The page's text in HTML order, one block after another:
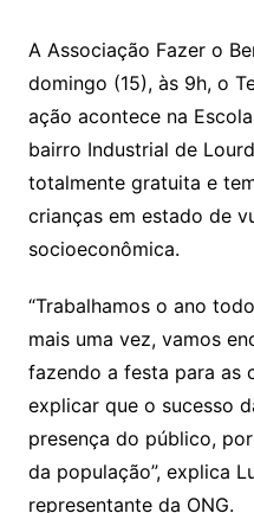
A Associação Fazer o
domingo (15), às 9h, o
ação acontece na
bairro Industrial de
totalmente gratuita e
crianças em estado de
socioeconômica.
“Trabalhamos o ano
mais uma vez, vamos
fazendo a festa para as
explicar que o sucesso
presença do público,
da população”, explica
representante da ONG.